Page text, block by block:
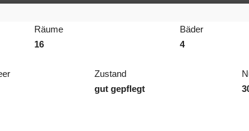
Räume
16
Bäder
4
Zustand
gut gepflegt